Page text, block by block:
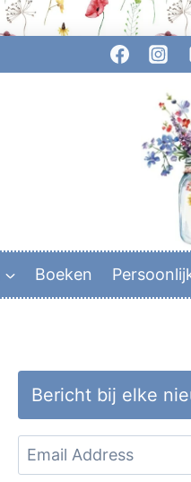
Boeken
Bericht bij elke
Email
Address